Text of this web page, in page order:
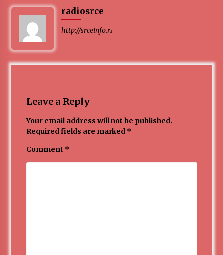
radiosrce
http://srceinfo.rs
Leave a Reply
Your email address will not be published.
Required fields are marked *
Comment *